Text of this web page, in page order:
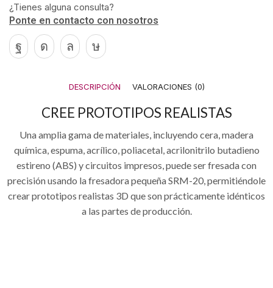
¿Tienes alguna consulta?
Ponte en contacto con nosotros
DESCRIPCIÓN VALORACIONES (0)
CREE PROTOTIPOS REALISTAS
Una amplia gama de materiales, incluyendo cera, madera
química, espuma, acrílico, poliacetal, acrilonitrilo butadieno
estireno (ABS) y circuitos impresos, puede ser fresada con
precisión usando la fresadora pequeña SRM-20, permitiéndole
crear prototipos realistas 3D que son prácticamente idénticos
a las partes de producción.